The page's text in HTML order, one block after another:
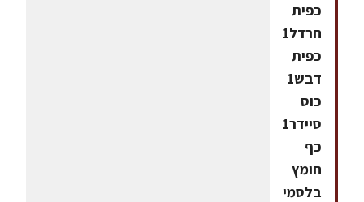
כפית
חרדל1
כפית
דבש1
כוס
סיידר1
כף
חומץ
בלסמי